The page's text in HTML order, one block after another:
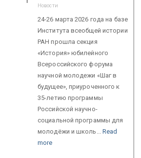
Новости
24-26 марта 2026 года на базе
Института всеобщей истории
РАН прошла секция
«История» юбилейного
Всероссийского форума
научной молодежи «Шаг в
будущее», приуроченного к
35-летию программы
Российской научно-
социальной программы для
молодёжи и школь... Read
more